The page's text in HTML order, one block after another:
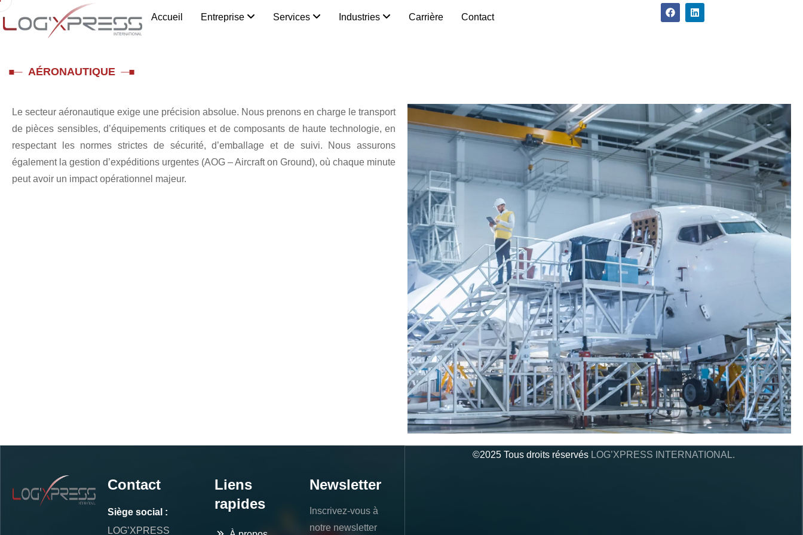
Accueil Entreprise Services Industries Carrière Contact
AÉRONAUTIQUE
Le secteur aéronautique exige une précision absolue. Nous prenons en charge le transport
de pièces sensibles, d’équipements critiques et de composants de haute technologie, en
respectant les normes strictes de sécurité, d’emballage et de suivi. Nous assurons
également la gestion d’expéditions urgentes (AOG – Aircraft on Ground), où chaque minute
peut avoir un impact opérationnel majeur.
Contact
Siège social :
LOG’XPRESS
Liens
rapides
Newsletter
Inscrivez-vous à
notre newsletter
©2025Tous droits réservés LOG’XPRESS INTERNATIONAL.